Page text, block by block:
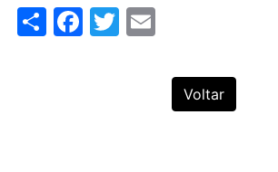
ShareFacebook
Twitter
Voltar